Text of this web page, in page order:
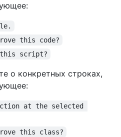
this code?
script?
о конкретных строках,
at the selected
this class?